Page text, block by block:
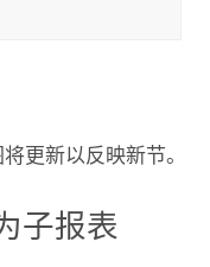
更新以反映新节。
子报表